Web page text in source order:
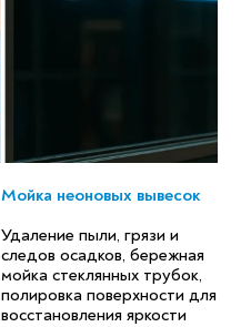
Мойка неоновых вывесок
Удаление пыли, грязи и
следов осадков, бережная
мойка стеклянных трубок,
полировка поверхности для
восстановления яркости